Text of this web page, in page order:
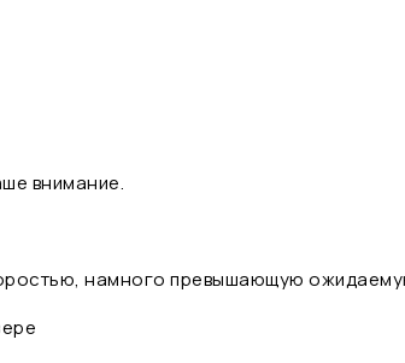
внимание.
намного превышающую